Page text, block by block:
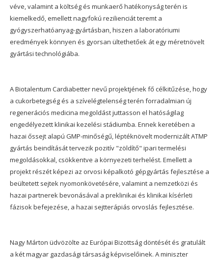
véve, valamint a költség és munkaerő hatékonyság terén is
kiemelkedő, emellett nagyfokú rezilienciát teremt a
gyógyszerhatóanyag-gyártásban, hiszen a laboratóriumi
eredmények könnyen és gyorsan ültethetőek át egy méretnövelt
gyártási technológiába.
A Biotalentum Cardiabetter nevű projektjének fő célkitűzése, hogy
a cukorbetegség és a szívelégtelenség terén forradalmian új
regenerációs medicina megoldást juttasson el hatóságilag
engedélyezett klinikai kezelési stádiumba. Ennek keretében a
hazai őssejt alapú GMP-minőségű, léptéknövelt modernizált ATMP
gyártás beindítását tervezik pozitív "zöldítő" ipari termelési
megoldásokkal, csökkentve a környezeti terhelést. Emellett a
projekt részét képezi az orvosi képalkotó gépgyártás fejlesztése a
beültetett sejtek nyomonkövetésére, valamint a nemzetközi és
hazai partnerek bevonásával a preklinikai és klinikai kísérleti
fázisok befejezése, a hazai sejtterápiás orvoslás fejlesztése.
Nagy Márton üdvözölte az Európai Bizottság döntését és gratulált
a két magyar gazdasági társaság képviselőinek. A miniszter